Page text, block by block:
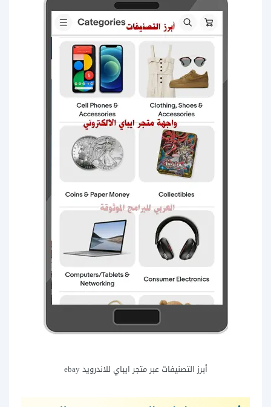
أبرز التصنيفات عبر متجر ايباي للاندرويد ebay